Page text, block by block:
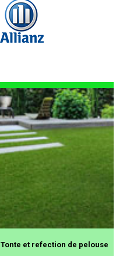
Tonte et refection de pelouse